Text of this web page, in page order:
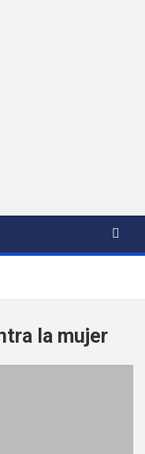
la mujer